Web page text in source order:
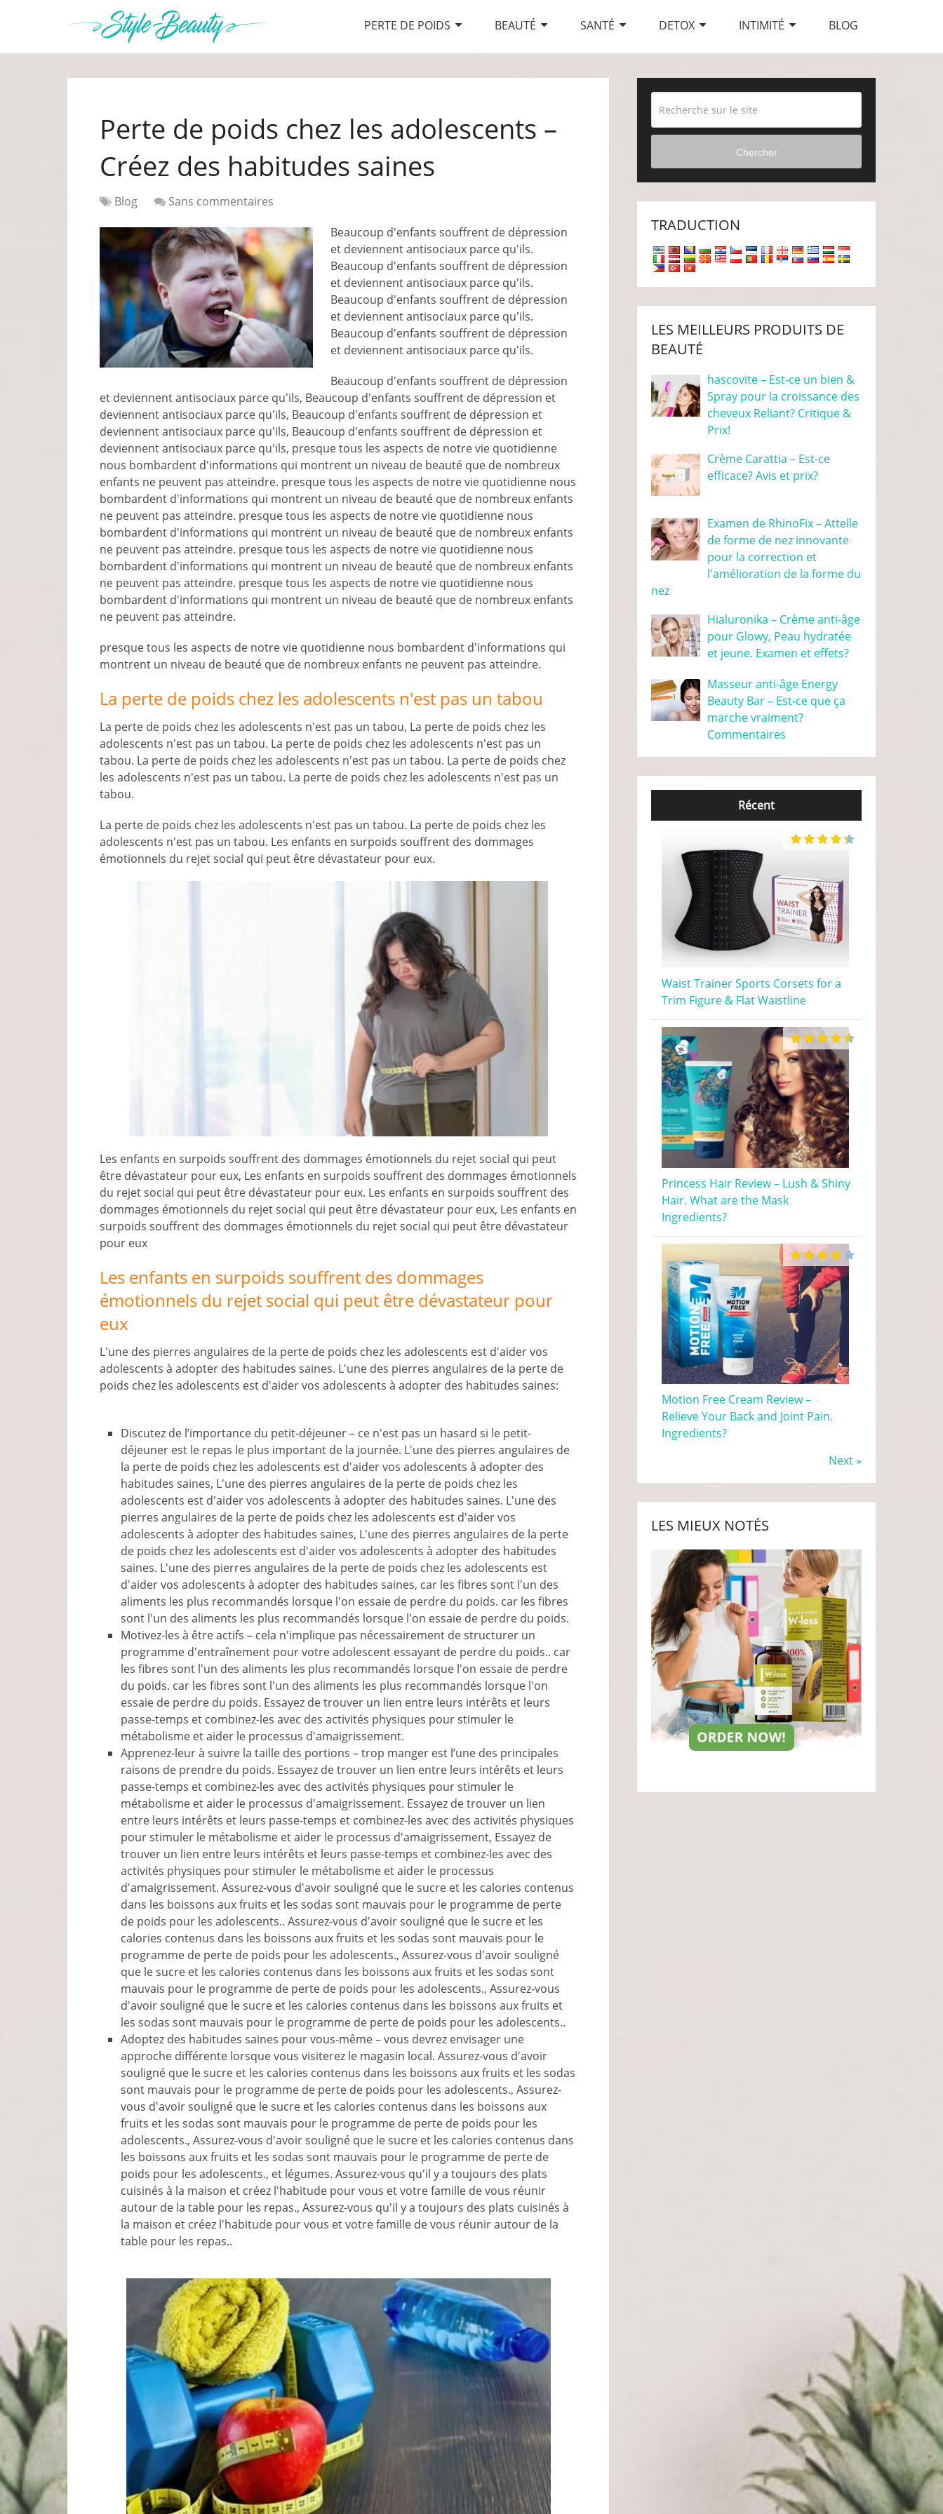
PERTE DE POIDS BEAUTÉ SANTÉ DETOX INTIMITÉ BLOG
Perte de poids chez les adolescents –
Créez des habitudes saines
Blog
Sans commentaires
Beaucoup d'enfants souffrent de dépression
et deviennent antisociaux parce qu'ils.
Beaucoup d'enfants souffrent de dépression
et deviennent antisociaux parce qu'ils.
Beaucoup d'enfants souffrent de dépression
et deviennent antisociaux parce qu'ils.
Beaucoup d'enfants souffrent de dépression
et deviennent antisociaux parce qu'ils.
Beaucoup d'enfants souffrent de dépression
et deviennent antisociaux parce qu'ils, Beaucoup d'enfants souffrent de dépression et
deviennent antisociaux parce qu'ils, Beaucoup d'enfants souffrent de dépression et
deviennent antisociaux parce qu'ils, Beaucoup d'enfants souffrent de dépression et
deviennent antisociaux parce qu'ils, presque tous les aspects de notre vie quotidienne
nous bombardent d'informations qui montrent un niveau de beauté que de nombreux
enfants ne peuvent pas atteindre. presque tous les aspects de notre vie quotidienne nous
bombardent d'informations qui montrent un niveau de beauté que de nombreux enfants
ne peuvent pas atteindre. presque tous les aspects de notre vie quotidienne nous
bombardent d'informations qui montrent un niveau de beauté que de nombreux enfants
ne peuvent pas atteindre. presque tous les aspects de notre vie quotidienne nous
bombardent d'informations qui montrent un niveau de beauté que de nombreux enfants
ne peuvent pas atteindre. presque tous les aspects de notre vie quotidienne nous
bombardent d'informations qui montrent un niveau de beauté que de nombreux enfants
ne peuvent pas atteindre.
presque tous les aspects de notre vie quotidienne nous bombardent d'informations qui
montrent un niveau de beauté que de nombreux enfants ne peuvent pas atteindre.
La perte de poids chez les adolescents n'est pas un tabou
La perte de poids chez les adolescents n'est pas un tabou, La perte de poids chez les
adolescents n'est pas un tabou. La perte de poids chez les adolescents n'est pas un
tabou. La perte de poids chez les adolescents n'est pas un tabou. La perte de poids chez
les adolescents n'est pas un tabou. La perte de poids chez les adolescents n'est pas un
tabou.
La perte de poids chez les adolescents n'est pas un tabou. La perte de poids chez les
adolescents n'est pas un tabou. Les enfants en surpoids souffrent des dommages
émotionnels du rejet social qui peut être dévastateur pour eux.
Les enfants en surpoids souffrent des dommages émotionnels du rejet social qui peut
être dévastateur pour eux, Les enfants en surpoids souffrent des dommages émotionnels
du rejet social qui peut être dévastateur pour eux. Les enfants en surpoids souffrent des
dommages émotionnels du rejet social qui peut être dévastateur pour eux, Les enfants en
surpoids souffrent des dommages émotionnels du rejet social qui peut être dévastateur
pour eux
Les enfants en surpoids souffrent des dommages
émotionnels du rejet social qui peut être dévastateur pour
eux
L'une des pierres angulaires de la perte de poids chez les adolescents est d'aider vos
adolescents à adopter des habitudes saines. L'une des pierres angulaires de la perte de
poids chez les adolescents est d'aider vos adolescents à adopter des habitudes saines:
Discutez de l’importance du petit-déjeuner – ce n'est pas un hasard si le petit-
déjeuner est le repas le plus important de la journée. L'une des pierres angulaires de
la perte de poids chez les adolescents est d'aider vos adolescents à adopter des
habitudes saines, L'une des pierres angulaires de la perte de poids chez les
adolescents est d'aider vos adolescents à adopter des habitudes saines. L'une des
pierres angulaires de la perte de poids chez les adolescents est d'aider vos
adolescents à adopter des habitudes saines, L'une des pierres angulaires de la perte
de poids chez les adolescents est d'aider vos adolescents à adopter des habitudes
saines. L'une des pierres angulaires de la perte de poids chez les adolescents est
d'aider vos adolescents à adopter des habitudes saines, car les fibres sont l'un des
aliments les plus recommandés lorsque l'on essaie de perdre du poids. car les fibres
sont l'un des aliments les plus recommandés lorsque l'on essaie de perdre du poids.
Motivez-les à être actifs – cela n'implique pas nécessairement de structurer un
programme d'entraînement pour votre adolescent essayant de perdre du poids.. car
les fibres sont l'un des aliments les plus recommandés lorsque l'on essaie de perdre
du poids. car les fibres sont l'un des aliments les plus recommandés lorsque l'on
essaie de perdre du poids. Essayez de trouver un lien entre leurs intérêts et leurs
passe-temps et combinez-les avec des activités physiques pour stimuler le
métabolisme et aider le processus d'amaigrissement.
Apprenez-leur à suivre la taille des portions – trop manger est l’une des principales
raisons de prendre du poids. Essayez de trouver un lien entre leurs intérêts et leurs
passe-temps et combinez-les avec des activités physiques pour stimuler le
métabolisme et aider le processus d'amaigrissement. Essayez de trouver un lien
entre leurs intérêts et leurs passe-temps et combinez-les avec des activités physiques
pour stimuler le métabolisme et aider le processus d'amaigrissement, Essayez de
trouver un lien entre leurs intérêts et leurs passe-temps et combinez-les avec des
activités physiques pour stimuler le métabolisme et aider le processus
d'amaigrissement. Assurez-vous d'avoir souligné que le sucre et les calories contenus
dans les boissons aux fruits et les sodas sont mauvais pour le programme de perte
de poids pour les adolescents.. Assurez-vous d'avoir souligné que le sucre et les
calories contenus dans les boissons aux fruits et les sodas sont mauvais pour le
programme de perte de poids pour les adolescents., Assurez-vous d'avoir souligné
que le sucre et les calories contenus dans les boissons aux fruits et les sodas sont
mauvais pour le programme de perte de poids pour les adolescents., Assurez-vous
d'avoir souligné que le sucre et les calories contenus dans les boissons aux fruits et
les sodas sont mauvais pour le programme de perte de poids pour les adolescents..
Adoptez des habitudes saines pour vous-même – vous devrez envisager une
approche différente lorsque vous visiterez le magasin local. Assurez-vous d'avoir
souligné que le sucre et les calories contenus dans les boissons aux fruits et les sodas
sont mauvais pour le programme de perte de poids pour les adolescents., Assurez-
vous d'avoir souligné que le sucre et les calories contenus dans les boissons aux
fruits et les sodas sont mauvais pour le programme de perte de poids pour les
adolescents., Assurez-vous d'avoir souligné que le sucre et les calories contenus dans
les boissons aux fruits et les sodas sont mauvais pour le programme de perte de
poids pour les adolescents., et légumes. Assurez-vous qu'il y a toujours des plats
cuisinés à la maison et créez l'habitude pour vous et votre famille de vous réunir
autour de la table pour les repas., Assurez-vous qu'il y a toujours des plats cuisinés à
la maison et créez l'habitude pour vous et votre famille de vous réunir autour de la
table pour les repas..
Chercher
TRADUCTION
LES MEILLEURS PRODUITS DE
BEAUTÉ
hascovite – Est-ce un bien &
Spray pour la croissance des
cheveux Reliant? Critique &
Prix!
Crème Carattia – Est-ce
efficace? Avis et prix?
Examen de RhinoFix – Attelle
de forme de nez innovante
pour la correction et
l'amélioration de la forme du
nez
Hialuronika – Crème anti-âge
pour Glowy, Peau hydratée
et jeune. Examen et effets?
Masseur anti-âge Energy
Beauty Bar – Est-ce que ça
marche vraiment?
Commentaires
Récent
Waist Trainer Sports Corsets for a
Trim Figure & Flat Waistline
Princess Hair Review – Lush & Shiny
Hair. What are the Mask
Ingredients?
Motion Free Cream Review –
Relieve Your Back and Joint Pain.
Ingredients?
Next »
LES MIEUX NOTÉS